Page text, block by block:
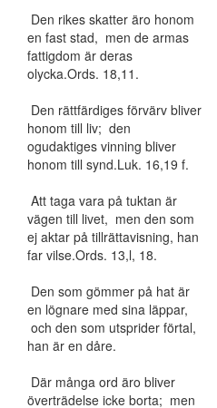
Den rikes skatter äro honom
en fast stad, men de armas
fattigdom är deras
olycka.Ords. 18,11.
Den rättfärdiges förvärv bliver
honom till liv; den
ogudaktiges vinning bliver
honom till synd.Luk. 16,19 f.
Att taga vara på tuktan är
vägen till livet, men den som
ej aktar på tillrättavisning, han
far vilse.Ords. 13,l, 18.
Den som gömmer på hat är
en lögnare med sina läppar,
och den som utsprider förtal,
han är en dåre.
Där många ord äro bliver
överträdelse icke borta; men